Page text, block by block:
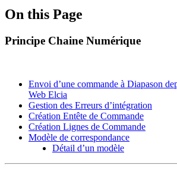
On this Page
Principe Chaine Numérique
Envoi d’une commande à Diapason
Web Elcia
Gestion des Erreurs d’intégration
Création Entête de Commande
Création Lignes de Commande
Modèle de correspondance
Détail d’un modèle